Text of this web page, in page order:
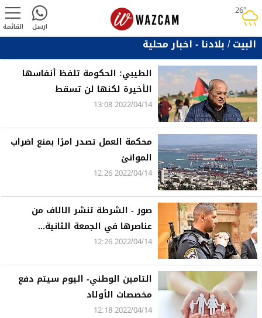
26°rainy القائمة ارسل
البيت/بلادنا - اخبار محلية
الطيبي: الحكومة تلفظ أنفاسها
الأخيرة لكنها لن تسقط
2022/04/14 13:08
محكمة العمل تصدر امرًا بمنع اضراب
الموانئ
2022/04/14 12:26
صور - الشرطة تنشر الالاف من
عناصرها في الجمعة الثانية...
2022/04/14 12:26
التامين الوطني- اليوم سيتم دفع
مخصصات الأولاد
2022/04/14 12:18